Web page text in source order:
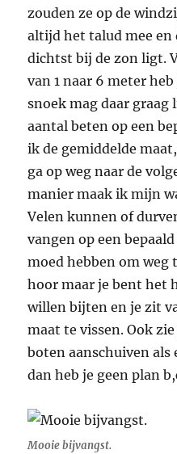
zouden ze op de
altijd het talud mee
dichtst bij de zon ligt.
van 1 naar 6 meter
snoek mag daar graag
aantal beten op een
ik de gemiddelde
ga op weg naar de
manier maak ik mijn
Velen kunnen of
vangen op een
moed hebben om weg
hoor maar je bent het
willen bijten en je zit
maat te vissen. Ook
boten aanschuiven als
dan heb je geen plan
Mooie bijvangst.